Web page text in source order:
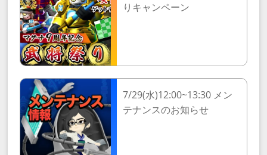
りキャンペーン
7/29(水)12:00~13:30 メン
テナンスのお知らせ